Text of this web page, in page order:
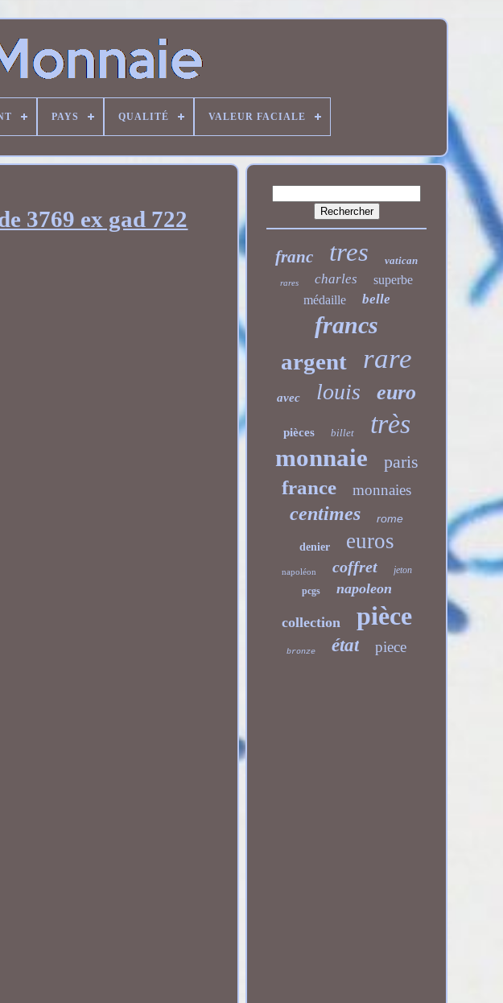
PAYS QUALITÉ VALEUR FACIALE
3769 ex gad 722
franc tres vatican
rares charles
superbe
médaille
belle
francs
argent rare
avec louis euro
pièces billet très
monnaie paris
france monnaies
centimes rome
denier euros
napoléon coffret
jeton
pcgs
napoleon
collection pièce
bronze état piece